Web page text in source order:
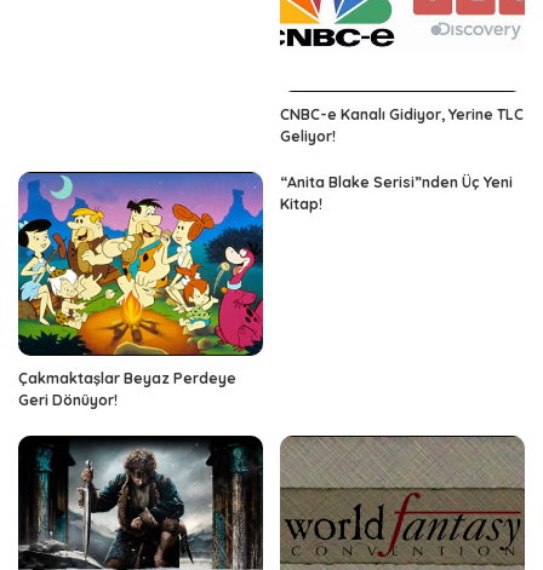
CNBC-e Kanalı Gidiyor, Yerine TLC
Geliyor!
Çakmaktaşlar Beyaz Perdeye
Geri Dönüyor!
“Anita Blake Serisi”nden Üç Yeni
Kitap!